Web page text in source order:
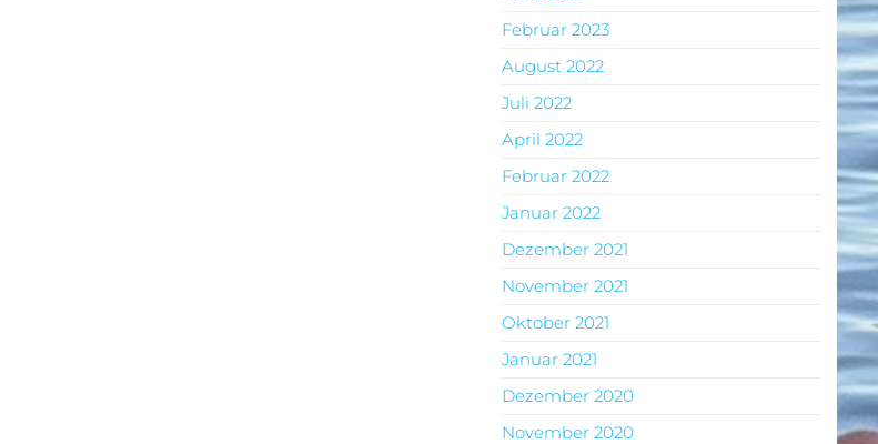
Februar 2023
August 2022
Juli 2022
April 2022
Februar 2022
Januar 2022
Dezember 2021
November 2021
Oktober 2021
Januar 2021
Dezember 2020
November 2020